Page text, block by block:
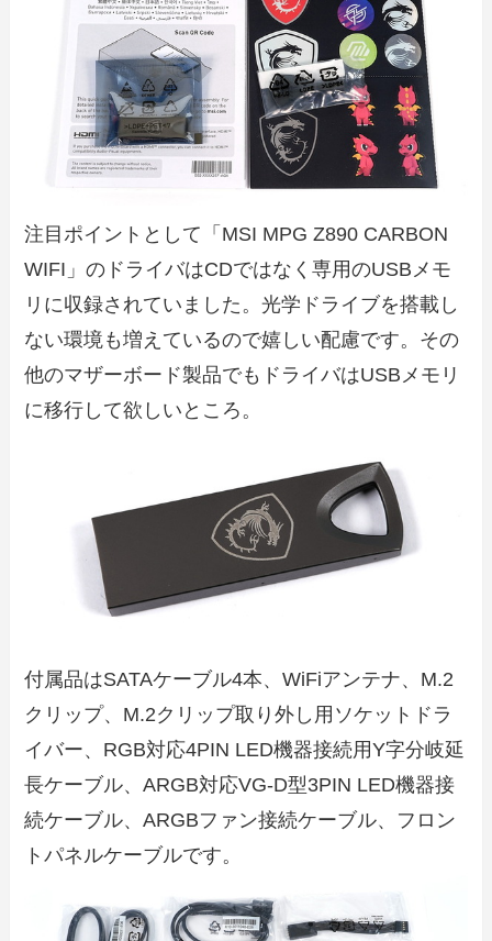
注目ポイントとして「MSI MPG Z890 CARBON
WIFI」のドライバはCDではなく専用のUSBメモ
リに収録されていました。光学ドライブを搭載し
ない環境も増えているので嬉しい配慮です。その
他のマザーボード製品でもドライバはUSBメモリ
に移行して欲しいところ。
付属品はSATAケーブル4本、WiFiアンテナ、M.2
クリップ、M.2クリップ取り外し用ソケットドラ
イバー、RGB対応4PIN LED機器接続用Y字分岐延
長ケーブル、ARGB対応VG-D型3PIN LED機器接
続ケーブル、ARGBファン接続ケーブル、フロン
トパネルケーブルです。